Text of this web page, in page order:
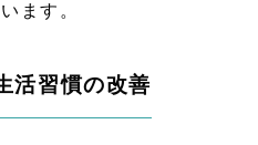
ます。
活習慣の改善